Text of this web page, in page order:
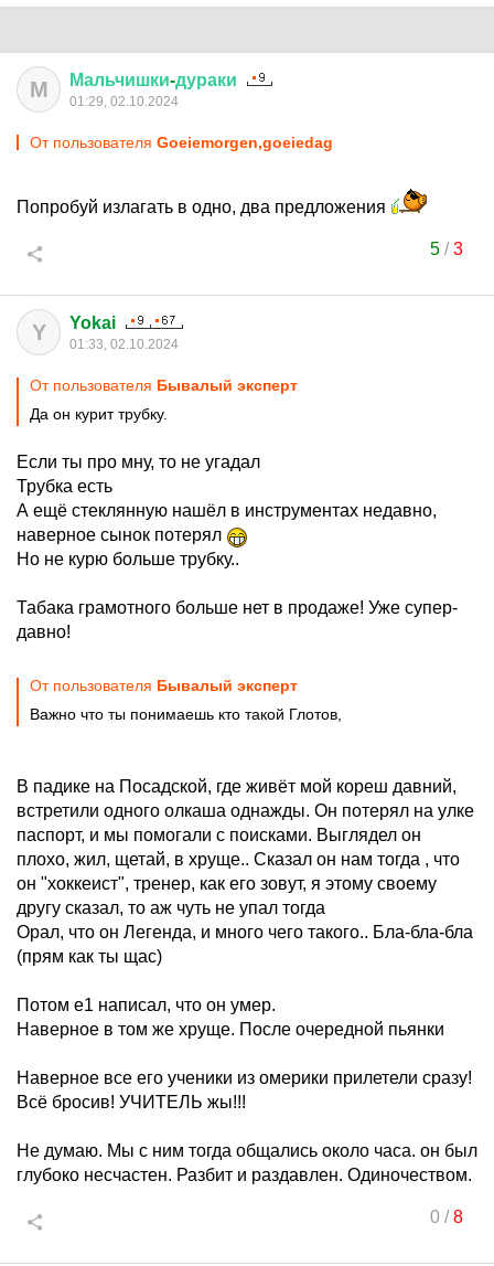
М Мальчишки-дураки
01:29, 02.10.2024
От пользователя Goeiemorgen,goeiedag
Попробуй излагать в одно, два предложения
5/3
Y Yokai
01:33, 02.10.2024
От пользователя Бывалый эксперт
Да он курит трубку.
Если ты про мну, то не угадал
Трубка есть
А ещё стеклянную нашёл в инструментах недавно,
наверное сынок потерял
Но не курю больше трубку..
Табака грамотного больше нет в продаже! Уже супер-
давно!
От пользователя Бывалый эксперт
Важно что ты понимаешь кто такой Глотов,
В падике на Посадской, где живёт мой кореш давний,
встретили одного олкаша однажды. Он потерял на улке
паспорт, и мы помогали с поисками. Выглядел он
плохо, жил, щетай, в хруще.. Сказал он нам тогда , что
он "хоккеист", тренер, как его зовут, я этому своему
другу сказал, то аж чуть не упал тогда
Орал, что он Легенда, и много чего такого.. Бла-бла-бла
(прям как ты щас)
Потом е1 написал, что он умер.
Наверное в том же хруще. После очередной пьянки
Наверное все его ученики из омерики прилетели сразу!
Всё бросив! УЧИТЕЛЬ жы!!!
Не думаю. Мы с ним тогда общались около часа. он был
глубоко несчастен. Разбит и раздавлен. Одиночеством.
0/8